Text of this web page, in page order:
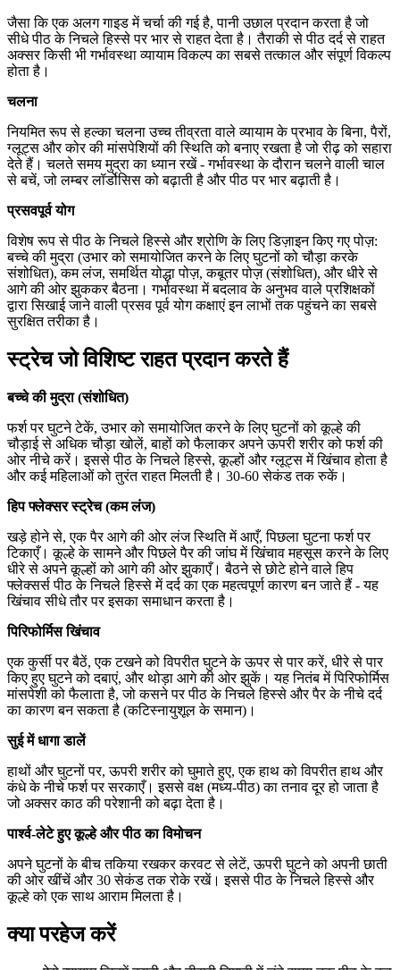
जैसा कि एक अलग गाइड में चर्चा की गई है, पानी उछाल प्रदान करता है जो
सीधे पीठ के निचले हिस्से पर भार से राहत देता है। तैराकी से पीठ दर्द से राहत
अक्सर किसी भी गर्भावस्था व्यायाम विकल्प का सबसे तत्काल और संपूर्ण विकल्प
होता है।
चलना
नियमित रूप से हल्का चलना उच्च तीव्रता वाले व्यायाम के प्रभाव के बिना, पैरों,
ग्लूट्स और कोर की मांसपेशियों की स्थिति को बनाए रखता है जो रीढ़ को सहारा
देते हैं। चलते समय मुद्रा का ध्यान रखें - गर्भावस्था के दौरान चलने वाली चाल
से बचें, जो लम्बर लॉर्डोसिस को बढ़ाती है और पीठ पर भार बढ़ाती है।
प्रसवपूर्व योग
विशेष रूप से पीठ के निचले हिस्से और श्रोणि के लिए डिज़ाइन किए गए पोज़:
बच्चे की मुद्रा (उभार को समायोजित करने के लिए घुटनों को चौड़ा करके
संशोधित), कम लंज, समर्थित योद्धा पोज़, कबूतर पोज़ (संशोधित), और धीरे से
आगे की ओर झुककर बैठना। गर्भावस्था में बदलाव के अनुभव वाले प्रशिक्षकों
द्वारा सिखाई जाने वाली प्रसव पूर्व योग कक्षाएं इन लाभों तक पहुंचने का सबसे
सुरक्षित तरीका है।
स्ट्रेच जो विशिष्ट राहत प्रदान करते हैं
बच्चे की मुद्रा (संशोधित)
फर्श पर घुटने टेकें, उभार को समायोजित करने के लिए घुटनों को कूल्हे की
चौड़ाई से अधिक चौड़ा खोलें, बाहों को फैलाकर अपने ऊपरी शरीर को फर्श की
ओर नीचे करें। इससे पीठ के निचले हिस्से, कूल्हों और ग्लूट्स में खिंचाव होता है
और कई महिलाओं को तुरंत राहत मिलती है। 30-60 सेकंड तक रुकें।
हिप फ्लेक्सर स्ट्रेच (कम लंज)
खड़े होने से, एक पैर आगे की ओर लंज स्थिति में आएँ, पिछला घुटना फर्श पर
टिकाएँ। कूल्हे के सामने और पिछले पैर की जांघ में खिंचाव महसूस करने के लिए
धीरे से अपने कूल्हों को आगे की ओर झुकाएँ। बैठने से छोटे होने वाले हिप
फ्लेक्सर्स पीठ के निचले हिस्से में दर्द का एक महत्वपूर्ण कारण बन जाते हैं - यह
खिंचाव सीधे तौर पर इसका समाधान करता है।
पिरिफोर्मिस खिंचाव
एक कुर्सी पर बैठें, एक टखने को विपरीत घुटने के ऊपर से पार करें, धीरे से पार
किए हुए घुटने को दबाएं, और थोड़ा आगे की ओर झुकें। यह नितंब में पिरिफोर्मिस
मांसपेशी को फैलाता है, जो कसने पर पीठ के निचले हिस्से और पैर के नीचे दर्द
का कारण बन सकता है (कटिस्नायुशूल के समान)।
सुई में धागा डालें
हाथों और घुटनों पर, ऊपरी शरीर को घुमाते हुए, एक हाथ को विपरीत हाथ और
कंधे के नीचे फर्श पर सरकाएँ। इससे वक्ष (मध्य-पीठ) का तनाव दूर हो जाता है
जो अक्सर काठ की परेशानी को बढ़ा देता है।
पार्श्व-लेटे हुए कूल्हे और पीठ का विमोचन
अपने घुटनों के बीच तकिया रखकर करवट से लेटें, ऊपरी घुटने को अपनी छाती
की ओर खींचें और 30 सेकंड तक रोके रखें। इससे पीठ के निचले हिस्से और
कूल्हे को एक साथ आराम मिलता है।
क्या परहेज करें